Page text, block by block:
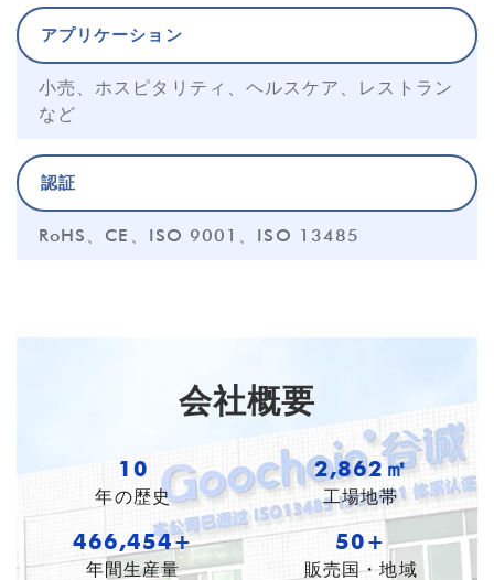
アプリケーション
小売、ホスピタリティ、ヘルスケア、レストラン
など
認証
RoHS、CE、ISO 9001、ISO 13485
会社概要
10
年の歴史
3,765㎡
工場地帯
621,050+
年間生産量
54+
販売国・地域